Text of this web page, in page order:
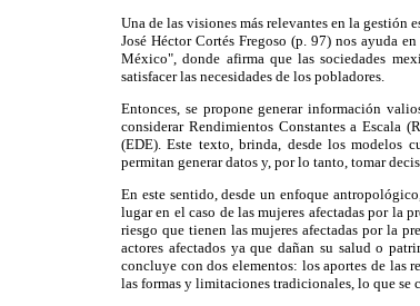
Una de las visiones más relevantes en la gestión
José Héctor Cortés Fregoso (p. 97) nos ayuda
México", donde afirma que las sociedades
satisfacer las necesidades de los pobladores.
Entonces, se propone generar información
considerar Rendimientos Constantes a Escala
(EDE). Este texto, brinda, desde los modelos
permitan generar datos y, por lo tanto, tomar
En este sentido, desde un enfoque
lugar en el caso de las mujeres afectadas por la
riesgo que tienen las mujeres afectadas por la
actores afectados ya que dañan su salud o
concluye con dos elementos: los aportes de las
las formas y limitaciones tradicionales, lo que se